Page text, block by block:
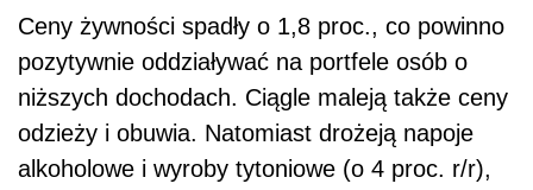
Ceny żywności spadły o 1,8 proc., co powinno
pozytywnie oddziaływać na portfele osób o
niższych dochodach. Ciągle maleją także ceny
odzieży i obuwia. Natomiast drożeją napoje
alkoholowe i wyroby tytoniowe (o 4 proc. r/r),